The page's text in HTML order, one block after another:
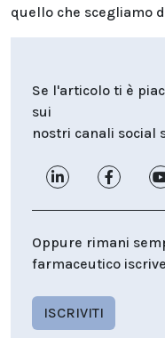
quello che scegliamo
Se l'articolo ti è
sui
nostri canali social
Oppure rimani
farmaceutico
ISCRIVITI